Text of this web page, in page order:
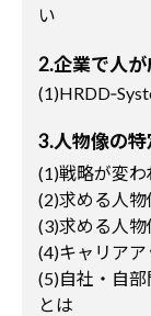
い
2.企業で人
3.人物像の特
(1)戦略が変
(2)求める人物
(3)求める人
(4)キャリア
(5)自社・自
とは